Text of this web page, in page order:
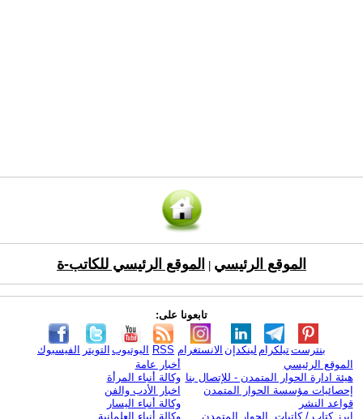
الموقع الرئيسي الموقع الرئيسي للكاتب-ة
تابعونا على:
الفيسبوك التويتر اليوتيوب RSS الانستغرام لينكدإن تيلكرامبنترست
الموقع الرئيسي
هيئة ادارة الحوار المتمدن - للإتصال بنا
إحصائيات مؤسسة الحوار المتمدن
قواعد النشر
ابرز كتاب / كاتبات الحوار المتمدن
أخبار عامة
وكالة أنباء المرأة
اخبار الأدب والفن
وكالة أنباء اليسار
وكالة أنباء العلمانية